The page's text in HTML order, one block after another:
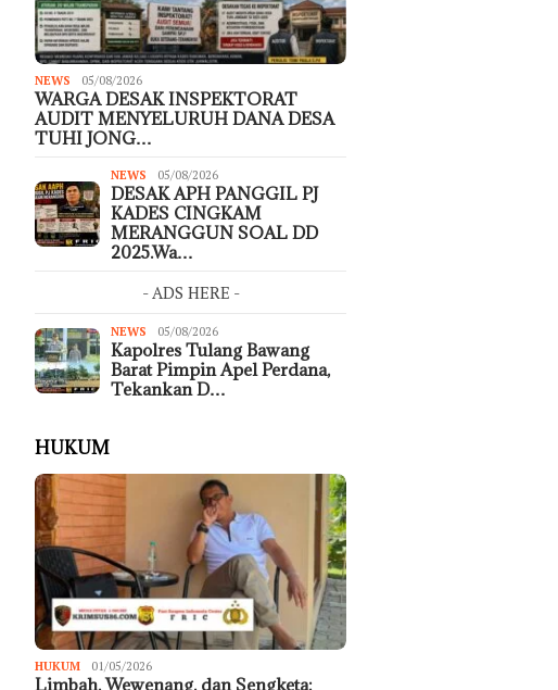
NEWS 05/08/2026
WARGA DESAK INSPEKTORAT
AUDIT MENYELURUH DANA DESA
TUHI JONG…
NEWS 05/08/2026
DESAK APH PANGGIL PJ
KADES CINGKAM
MERANGGUN SOAL DD
2025.Wa…
- ADS HERE -
NEWS 05/08/2026
Kapolres Tulang Bawang
Barat Pimpin Apel Perdana,
Tekankan D…
HUKUM
HUKUM 01/05/2026
Limbah, Wewenang, dan Sengketa: